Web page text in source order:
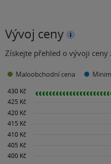
Vývoj ceny
Získejte přehled o vývoji ceny
Maloobchodní cena